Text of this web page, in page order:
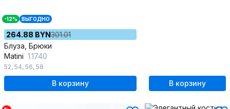
-12% ВЫГОДНО
264.88 BYN301.01
Блуза, Брюки
Matini 1.1740
52, 54, 56, 58
В корзину В корзину